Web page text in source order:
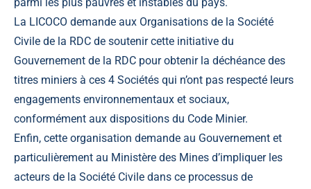
La LICOCO demande aux Organisations de la Société
Civile de la RDC de soutenir cette initiative du
Gouvernement de la RDC pour obtenir la déchéance des
titres miniers à ces 4 Sociétés qui n’ont pas respecté leurs
engagements environnementaux et sociaux,
conformément aux dispositions du Code Minier.
Enfin, cette organisation demande au Gouvernement et
particulièrement au Ministère des Mines d’impliquer les
acteurs de la Société Civile dans ce processus de